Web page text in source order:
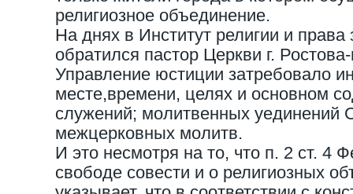
религиозное объединение.
На днях в Институт религии и права
обратился пастор Церкви г.
Управление юстиции затребовало
месте,времени, целях и основном
служений; молитвенных уединений
межцерковных молитв.
И это несмотря на то, что п. 2 ст. 4
свободе совести и о религиозных